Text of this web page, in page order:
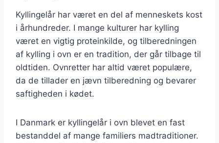
Kyllingelår har været en del af menneskets kost
i århundreder. I mange kulturer har kylling
været en vigtig proteinkilde, og tilberedningen
af kylling i ovn er en tradition, der går tilbage til
oldtiden. Ovnretter har altid været populære,
da de tillader en jævn tilberedning og bevarer
saftigheden i kødet.
I Danmark er kyllingelår i ovn blevet en fast
bestanddel af mange familiers madtraditioner.